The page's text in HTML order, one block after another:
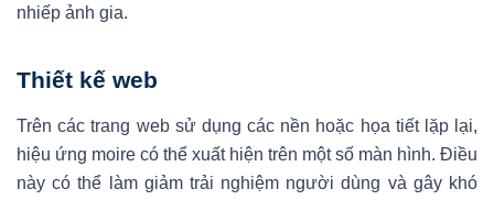
nhiếp ảnh gia.
Thiết kế web
Trên các trang web sử dụng các nền hoặc họa tiết lặp lại,
hiệu ứng moire có thể xuất hiện trên một số màn hình. Điều
này có thể làm giảm trải nghiệm người dùng và gây khó